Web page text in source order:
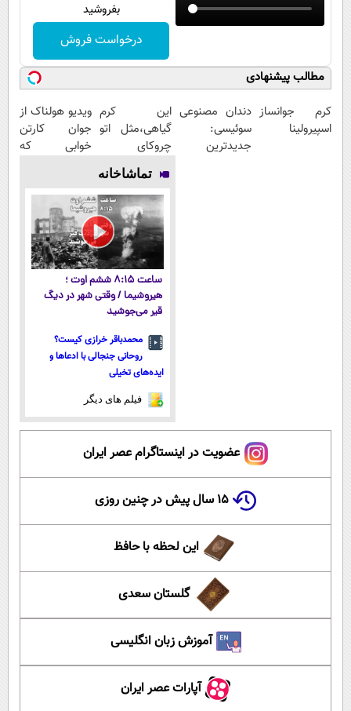
بفروشید
درخواست فروش
مطالب پیشنهادی
کرم جوانساز
اسپیرولینا
دندان مصنوعی
سوئیسی:
جدیدترین
این کرم
گیاهی،مثل اتو
چروکای
پوستتوصاف
میکنه!50%تخفیف
ویدیو هولناک از
جوان کارتن
خوابی که
تماشاخانه
ساعت ۸:۱۵ ششم اوت ؛
هیروشیما / وقتی شهر در دیگ
قیر می‌جوشید
محمدباقر خرازی کیست؟
روحانی جنجالی با ادعاها و
ایده‌های تخیلی
فیلم های دیگر
عضویت در اینستاگرام عصر ایران
۱۵ سال پیش در چنین روزی
این لحظه با حافظ
گلستان سعدی
آموزش زبان انگلیسی
آپارات عصر ایران